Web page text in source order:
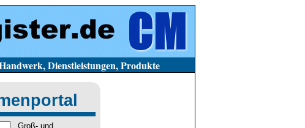
Dienstleistungen, Produkte
Groß- und